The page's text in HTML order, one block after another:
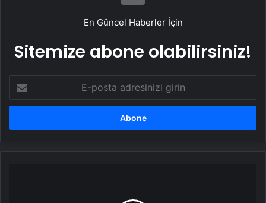
En Güncel Haberler İçin
Sitemize abone olabilirsiniz!
posta
adresinizi